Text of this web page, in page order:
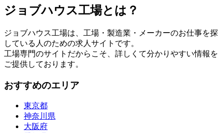
ジョブハウス工場とは？
ジョブハウス工場は、工場・製造業・メーカーのお仕事を探
している人のための求人サイトです。
工場専門のサイトだからこそ、詳しくて分かりやすい情報を
ご提供しております。
おすすめのエリア
東京都
神奈川県
大阪府